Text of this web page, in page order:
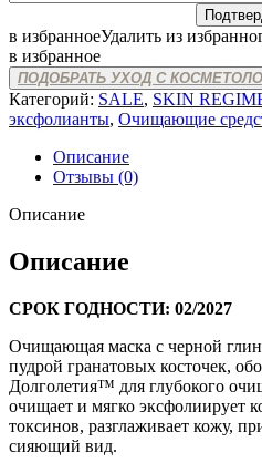
в избранноеУдалить из
в избранное
ПОДОБРАТЬ УХОД С
Категорий: SALE, SKIN
эксфолианты, Очищающие
Описание
Отзывы (0)
Описание
Описание
СРОК ГОДНОСТИ: 02/2027
Очищающая маска с черной
пудрой гранатовых косточек,
Долголетия™ для глубокого
очищает и мягко эксфолиирует
токсинов, разглаживает кожу,
сияющий вид.